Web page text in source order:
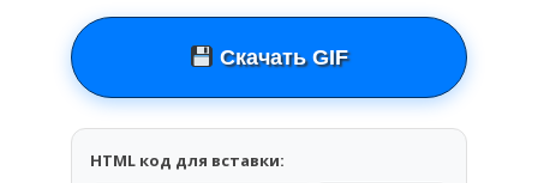
Скачать GIF
HTML код для вставки: